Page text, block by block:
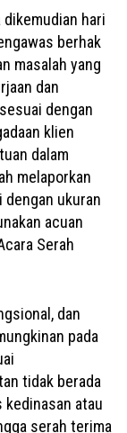
hari
berhak
masalah yang
dan
dengan
klien
dalam
melaporkan
ukuran
acuan
Serah
dan
pada
tidak berada
kedinasan atau
serah terima